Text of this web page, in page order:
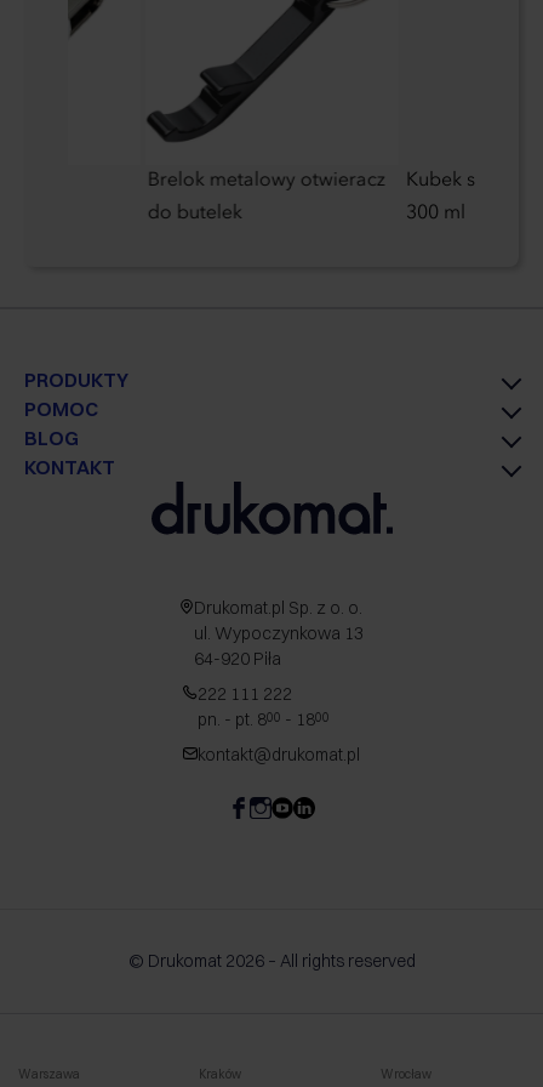
Brelok metalowy otwieracz
do butelek
Kubek szklany
300 ml
PRODUKTY
POMOC
BLOG
KONTAKT
Drukomat.pl Sp. z o. o.
ul. Wypoczynkowa 13
64-920 Piła
222 111 222
pn. - pt. 800 - 1800
kontakt@drukomat.pl
© Drukomat 2026 – All rights reserved
Warszawa Kraków Wrocław